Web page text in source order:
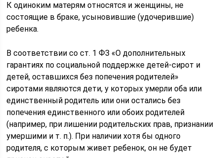
К одиноким матерям относятся и женщины, не
состоящие в браке, усыновившие (удочерившие)
ребенка.
В соответствии со ст. 1 ФЗ «О дополнительных
гарантиях по социальной поддержке детей-сирот и
детей, оставшихся без попечения родителей»
сиротами являются дети, у которых умерли оба или
единственный родитель или они остались без
попечения единственного или обоих родителей
(например, при лишении родительских прав, признании
умершими и т. п.). При наличии хотя бы одного
родителя, с которым живет ребенок, он не будет